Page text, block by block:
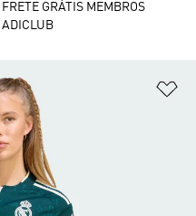
FRETE GRÁTIS MEMBROS
ADICLUB